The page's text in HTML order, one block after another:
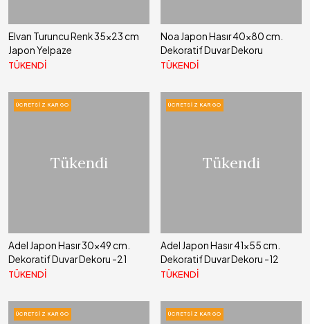
Elvan Turuncu Renk 35x23 cm
Japon Yelpaze
TÜKENDİ
Noa Japon Hasır 40x80 cm.
Dekoratif Duvar Dekoru
TÜKENDİ
Tükendi
ÜCRETSIZ KARGO
Adel Japon Hasır 30x49 cm.
Dekoratif Duvar Dekoru -21
TÜKENDİ
Tükendi
ÜCRETSIZ KARGO
Adel Japon Hasır 41x55 cm.
Dekoratif Duvar Dekoru -12
TÜKENDİ
ÜCRETSIZ KARGO ÜCRETSIZ KARGO